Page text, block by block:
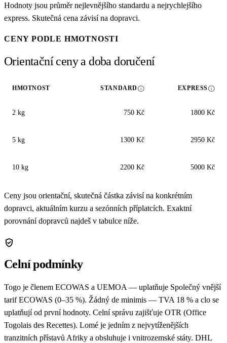
Hodnoty jsou průměr nejlevnějšího standardu a nejrychlejšího
express. Skutečná cena závisí na dopravci.
CENY PODLE HMOTNOSTI
Orientační ceny a doba doručení
HMOTNOST STANDARDinfo EXPRESSinfo
2 kg 750 Kč 1800 Kč
5 kg 1300 Kč 2950 Kč
10 kg 2200 Kč 5000 Kč
Ceny jsou orientační, skutečná částka závisí na konkrétním
dopravci, aktuálním kurzu a sezónních příplatcích. Exaktní
porovnání dopravců najdeš v tabulce níže.
verified_user
Celní podmínky
Togo je členem ECOWAS a UEMOA — uplatňuje Společný vnější
tarif ECOWAS (0–35 %). Žádný de minimis — TVA 18 % a clo se
uplatňují od první hodnoty. Celní správu zajišťuje OTR (Office
Togolais des Recettes). Lomé je jedním z nejvytíženějších
tranzitních přístavů Afriky a obsluhuje i vnitrozemské státy. DHL